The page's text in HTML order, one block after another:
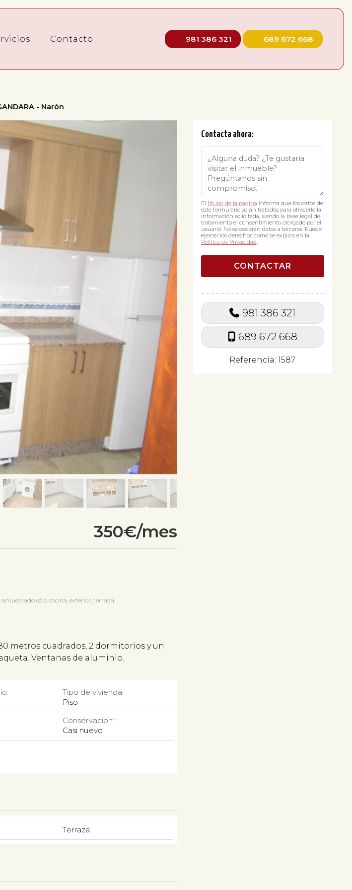
Contacto 981 386 321 689 672 668
- Narón
Contacta ahora:
El titular de la página informa que los datos de
este formulario serán tratados para ofrecerle la
información solicitada, siendo la base legal del
tratamiento el consentimiento otorgado por el
usuario. No se cederán datos a terceros. Puede
ejercer los derechos como se explica en la
Política de Privacidad.
981 386 321
689 672 668
Referencia: 1587
350€/mes
sólo cocina, exterior, terraza.
metros cuadrados, 2 dormitorios y un
Ventanas de aluminio.
Tipo de vivienda:
Piso
Conservacion:
Casi nuevo
Terraza